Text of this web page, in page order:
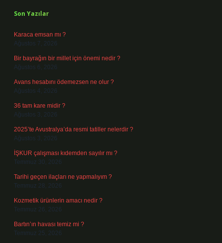
Son Yazılar
Karaca emsan mı ?
Ağustos 7, 2026
Bir bayrağın bir millet için önemi nedir ?
Ağustos 6, 2026
Avans hesabını ödemezsen ne olur ?
Ağustos 4, 2026
36 tam kare midir ?
Ağustos 3, 2026
2025’te Avustralya’da resmi tatiller nelerdir ?
Ağustos 3, 2026
İŞKUR çalışması kıdemden sayılır mı ?
Temmuz 30, 2026
Tarihi geçen ilaçları ne yapmalıyım ?
Temmuz 28, 2026
Kozmetik ürünlerin amacı nedir ?
Temmuz 26, 2026
Bartın’ın havası temiz mi ?
Temmuz 25, 2026